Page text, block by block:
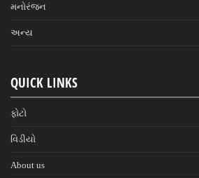
મનોરંજન
અન્ય
QUICK LINKS
ફોટો
વિડીયો
About us